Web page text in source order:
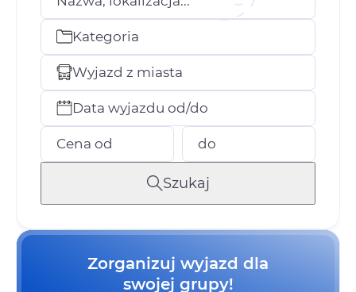
Kategoria
Wyjazd z miasta
Data wyjazdu od/do
Cena od do
Szukaj
Zorganizuj wyjazd dla
swojej grupy!